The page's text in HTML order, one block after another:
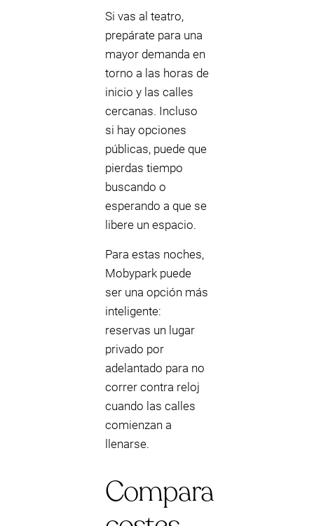
Si vas al teatro,
prepárate para una
mayor demanda en
torno a las horas de
inicio y las calles
cercanas. Incluso
si hay opciones
públicas, puede que
pierdas tiempo
buscando o
esperando a que se
libere un espacio.
Para estas noches,
Mobypark puede
ser una opción más
inteligente:
reservas un lugar
privado por
adelantado para no
correr contra reloj
cuando las calles
comienzan a
llenarse.
Compara